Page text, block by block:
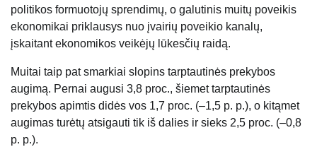
politikos formuotojų sprendimų, o galutinis muitų poveikis
ekonomikai priklausys nuo įvairių poveikio kanalų,
įskaitant ekonomikos veikėjų lūkesčių raidą.
Muitai taip pat smarkiai slopins tarptautinės prekybos
augimą. Pernai augusi 3,8 proc., šiemet tarptautinės
prekybos apimtis didės vos 1,7 proc. (–1,5 p. p.), o kitąmet
augimas turėtų atsigauti tik iš dalies ir sieks 2,5 proc. (–0,8
p. p.).